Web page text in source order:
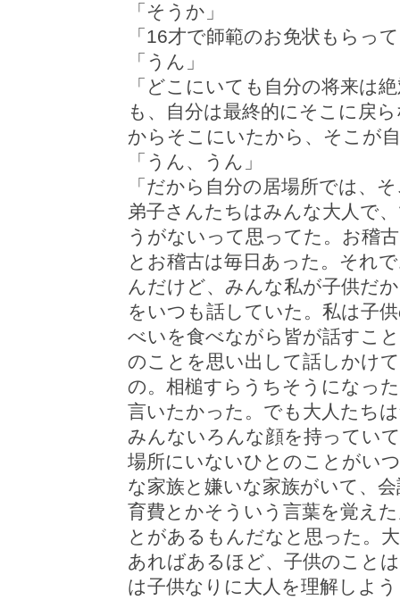
「そうか」
「16才で師範のお免状もらっ
「うん」
「どこにいても自分の将来は
も、自分は最終的にそこに戻
からそこにいたから、そこが
「うん、うん」
「だから自分の居場所では、
弟子さんたちはみんな大人で
うがないって思ってた。お稽
とお稽古は毎日あった。それ
んだけど、みんな私が子供だ
をいつも話していた。私は子
べいを食べながら皆が話すこ
のことを思い出して話しかけ
の。相槌すらうちそうになっ
言いたかった。でも大人たち
みんないろんな顔を持ってい
場所にいないひとのことがい
な家族と嫌いな家族がいて、
育費とかそういう言葉を覚え
とがあるもんだなと思った。
あればあるほど、子供のこと
は子供なりに大人を理解しよ